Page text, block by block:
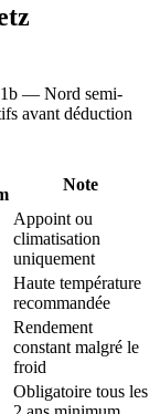
— Nord semi-
avant déduction
Note
Appoint ou
climatisation
uniquement
Haute température
recommandée
Rendement
constant malgré le
froid
Obligatoire tous les